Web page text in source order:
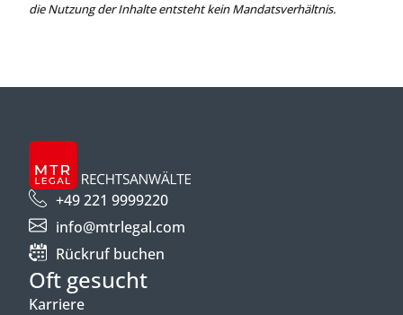
die Nutzung der Inhalte entsteht kein Mandatsverhältnis.
+49 221 9999220
info@mtrlegal.com
Rückruf buchen
Oft gesucht
Karriere